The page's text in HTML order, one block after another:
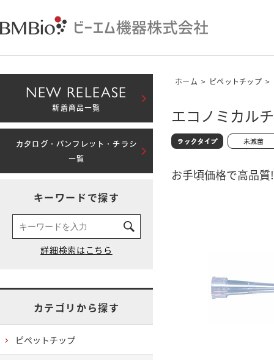
ホーム > ピペットチップ >
エコノミカル
お手頃価格で高品質!
NEW RELEASE
新着商品一覧
カタログ・パンフレット・チラシ
一覧
キーワードで探す
カテゴリから探す
ピペットチップ